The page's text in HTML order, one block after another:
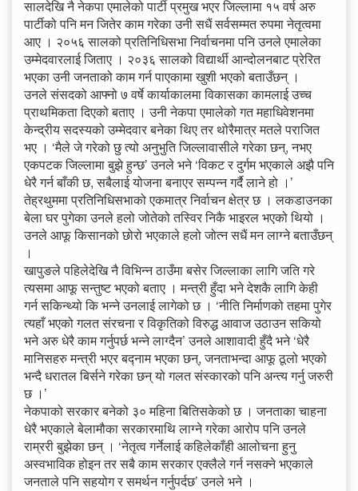
सालदेखि नै नेकपा एमालेको पार्टी प्रमुख भएर जिल्लामा १५ वर्ष अरु
पार्टीको पनि मन जितेर काम गरेका उनी सधैं सर्वसम्मत रुपमा नेतृत्वमा
आए । २०५६ सालको प्रतिनिधिसभा निर्वाचनमा पनि उनले एमालेका
उम्मेदवारलाई जिताए । २०३६ सालको विद्यार्थी आन्दोलनबाट प्रेरित
भएका उनी जनताको काम गर्न पाएकामा खुशी भएको बताउँछन् ।
उनले संसदको आफ्नो ७ वर्षे कार्याकालमा विकासका कामलाई उच्च
प्राथमिकता दिएको बताए । उनी नेकपा एमालेको गत महाधिवेशनमा
केन्द्रीय सदस्यको उम्मेदवार बनेका थिए तर थोरैमात्र मतले पराजित
भए । ‘मैले जे गरेको छु त्यो अनुभुति जिल्लावासीले गरेका छन्, नभए
एकपटक जिल्लामा बुझे हुन्छ’ उनले भने ‘विकट र दुर्गम भएकाले अझै पनि
धेरै गर्न बाँकी छ, सबैलाई योजना बनाएर सम्पन्न गर्दै लाने हो ।’
तेह्रथुममा प्रतिनिधिसभाको एकमात्र निर्वाचन क्षेत्र छ । लकडाउनका
बेला घर पुगेका उनले हलो जोतेको तस्विर निकै भाइरल भएको थियो ।
उनले आफू किसानको छोरो भएकाले हलो जोत्न सधैं मन लाग्ने बताउँछन्
।
खापुङले पहिलेदेखि नै विभिन्न ठाउँमा बसेर जिल्लाका लागि जति गरे
त्यसमा आफू सन्तुष्ट भएको बताए । मन्त्री हुँदा भने देशकै लागि केही
गर्न सकिन्थ्यो कि भन्ने उनलाई लागेको छ । ‘नीति निर्माणको तहमा पुगेर
त्यहाँ भएको गलत संरचना र विकृतिको विरुद्ध आवाज उठाउन सकियो
भने अरु धेरै काम गर्नुपर्छ भन्ने लाग्दैन’ उनले आशावादी हुँदै भने ‘धेरै
मानिसहरु मन्त्री भएर बद्नाम भएका छन्, जनताभन्दा आफू ठूलो भएको
भन्दै धरातल बिर्सने गरेका छन् यो गलत संस्कारको पनि अन्त्य गर्नु जरुरी
छ ।’
नेकपाको सरकार बनेको ३० महिना बितिसकेको छ । जनताका चाहना
धेरै भएकाले बेलामौका सरकारमाथि लाग्ने गरेका आरोप पनि उनले
राम्ररी बुझेका छन् । ‘नेतृत्व गर्नेलाई कहिलेकाँही आलोचना हुनु
अस्वभाविक होइन तर सबै काम सरकार एक्लैले गर्न नसक्ने भएकाले
जनताले पनि सहयोग र समर्थन गर्नुपर्दछ’ उनले भने ।